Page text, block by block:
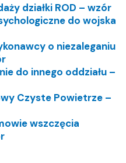
działki ROD – wzór
do wojska
o niezaleganiu
do innego oddziału –
Czyste Powietrze –
wszczęcia